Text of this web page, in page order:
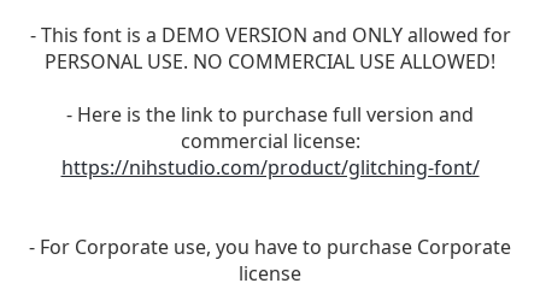
- This font is a DEMO VERSION and ONLY allowed for
PERSONAL USE. NO COMMERCIAL USE ALLOWED!
- Here is the link to purchase full version and
commercial license:
https://nihstudio.com/product/glitching-font/
- For Corporate use, you have to purchase Corporate
license